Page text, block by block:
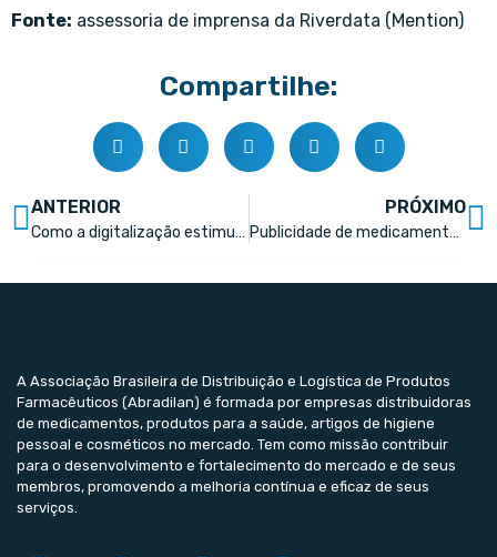
Fonte: assessoria de imprensa da Riverdata (Mention)
Compartilhe:
ANTERIOR
Como a digitalização estimula a inovação de dispositivos médicos e produtos farmacêuticos
PRÓXIMO
Publicidade de medicamentos e limites da atuação reguladora da Anvisa
A Associação Brasileira de Distribuição e Logística de Produtos
Farmacêuticos (Abradilan) é formada por empresas distribuidoras
de medicamentos, produtos para a saúde, artigos de higiene
pessoal e cosméticos no mercado. Tem como missão contribuir
para o desenvolvimento e fortalecimento do mercado e de seus
membros, promovendo a melhoria contínua e eficaz de seus
serviços.